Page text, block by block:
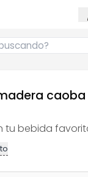
tu bebida